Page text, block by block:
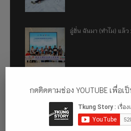
อู่ฮั่น ฉันมา (ทำไม) แล้ว
รีวิว 1 ปีกับการใช้รถไ
500km
กดติดตามช่อง YOUTUBE เพื่อ